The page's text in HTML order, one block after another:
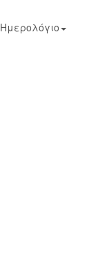
Ημερολόγιο